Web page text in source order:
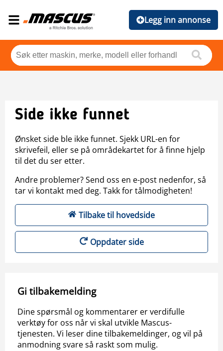
Legg inn annonse
Side ikke funnet
Ønsket side ble ikke funnet. Sjekk URL-en for
skrivefeil, eller se på områdekartet for å finne hjelp
til det du ser etter.
Andre problemer? Send oss en e-post nedenfor, så
tar vi kontakt med deg. Takk for tålmodigheten!
Tilbake til hovedside
Oppdater side
Gi tilbakemelding
Dine spørsmål og kommentarer er verdifulle
verktøy for oss når vi skal utvikle Mascus-
tjenesten. Vi leser dine tilbakemeldinger, og vil på
anmodning svare så raskt som mulig.